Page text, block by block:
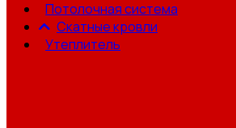
Потолочная система
Скатные кровли
Утеплитель